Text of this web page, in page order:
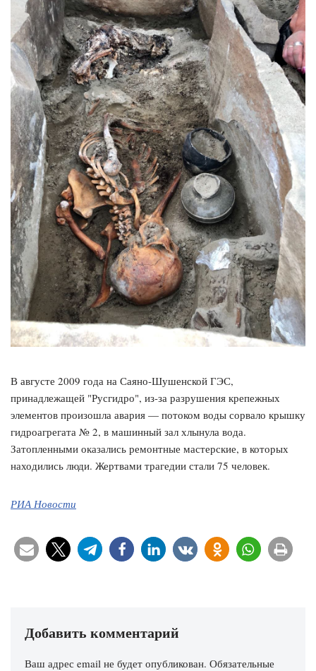
В августе 2009 года на Саяно-Шушенской ГЭС,
принадлежащей "Русгидро", из-за разрушения крепежных
элементов произошла авария — потоком воды сорвало крышку
гидроагрегата № 2, в машинный зал хлынула вода.
Затопленными оказались ремонтные мастерские, в которых
находились люди. Жертвами трагедии стали 75 человек.
РИА Новости
Добавить комментарий
Ваш адрес email не будет опубликован. Обязательные